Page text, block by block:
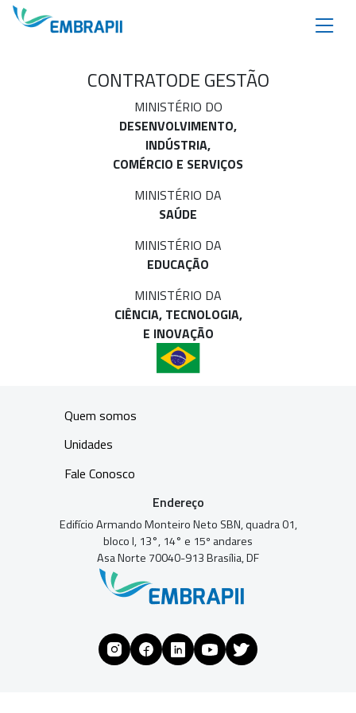
CONTRATODE GESTÃO
MINISTÉRIO DO
DESENVOLVIMENTO,
INDÚSTRIA,
COMÉRCIO E SERVIÇOS
MINISTÉRIO DA
SAÚDE
MINISTÉRIO DA
EDUCAÇÃO
MINISTÉRIO DA
CIÊNCIA, TECNOLOGIA,
E INOVAÇÃO
Quem somos
Unidades
Fale Conosco
Endereço
Edifício Armando Monteiro Neto SBN, quadra 01,
bloco I, 13°, 14° e 15º andares
Asa Norte 70040-913 Brasília, DF